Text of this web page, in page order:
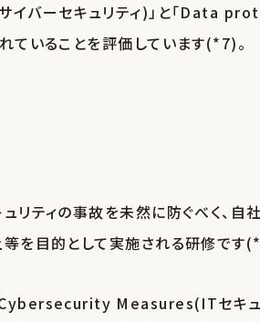
イバーセキュリティ)」と「Data
ていることを評価しています(*7)。
リティの事故を未然に防ぐべく、
を目的として実施される研修です
Measures(ITセキュ